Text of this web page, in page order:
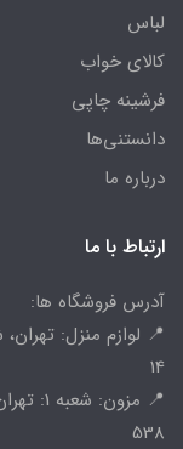
لباس
کالای خواب
فرشینه چاپی
دانستنی‌ها
درباره ما
ارتباط با ما
آدرس فروشگاه ها:
📍 لوازم منزل:
14
📍
538